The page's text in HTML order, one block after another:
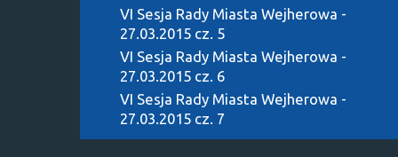
VI Sesja Rady Miasta Wejherowa -
27.03.2015 cz. 5
VI Sesja Rady Miasta Wejherowa -
27.03.2015 cz. 6
VI Sesja Rady Miasta Wejherowa -
27.03.2015 cz. 7